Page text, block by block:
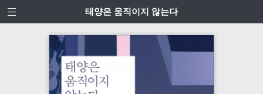
태양은 움직이지 않는다